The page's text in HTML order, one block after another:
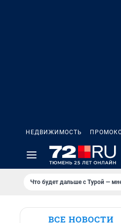
НЕДВИЖИМОСТЬ
Что будет дальше с Турой —
ВСЕ НОВОСТИ